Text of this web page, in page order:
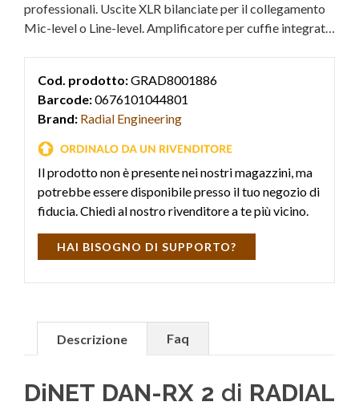
professionali. Uscite XLR bilanciate per il collegamento
Mic-level o Line-level. Amplificatore per cuffie integrato
Cod. prodotto:GRAD8001886
Barcode:0676101044801
Brand: Radial Engineering
Il prodotto non è presente nei nostri magazzini, ma
potrebbe essere disponibile presso il tuo negozio di
fiducia. Chiedi al nostro rivenditore a te più vicino.
HAI BISOGNO DI SUPPORTO?
Descrizione Faq
DiNET DAN-RX 2 di RADIAL